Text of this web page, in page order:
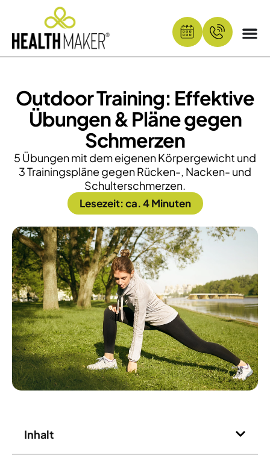
Outdoor Training: Effektive
Übungen & Pläne gegen
Schmerzen
5 Übungen mit dem eigenen Körpergewicht und
3 Trainingspläne gegen Rücken-, Nacken- und
Schulterschmerzen.
Lesezeit: ca. 4 Minuten
Inhalt